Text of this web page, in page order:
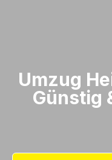
Umzug
Günstig